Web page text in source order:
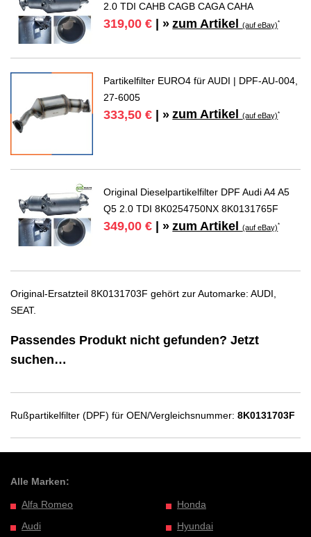
2.0 TDI CAHB CAGB CAGA CAHA
319,00 € | » zum Artikel(auf eBay)*
Partikelfilter EURO4 für AUDI | DPF-AU-004,
27-6005
333,50 € | » zum Artikel(auf eBay)*
Original Dieselpartikelfilter DPF Audi A4 A5
Q5 2.0 TDI 8K0254750NX 8K0131765F
349,00 € | » zum Artikel(auf eBay)*
Original-Ersatzteil 8K0131703F gehört zur Automarke: AUDI,
SEAT.
Passendes Produkt nicht gefunden? Jetzt
suchen…
Rußpartikelfilter (DPF) für OEN/Vergleichsnummer: 8K0131703F
Alle Marken:
Alfa Romeo
Audi
Honda
Hyundai